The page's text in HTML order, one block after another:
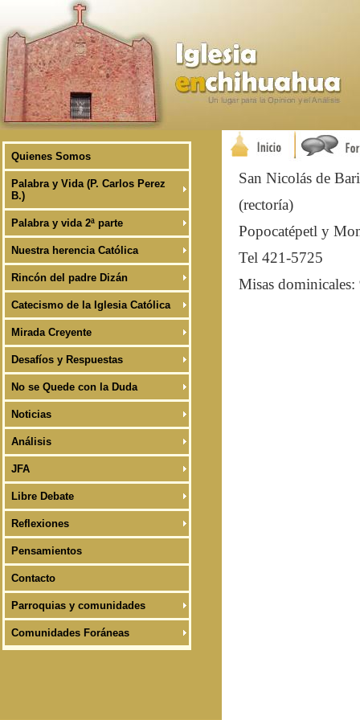
Quienes Somos
Palabra y Vida (P. Carlos Perez
B.)
Palabra y vida 2ª parte
Nuestra herencia Católica
Rincón del padre Dizán
Catecismo de la Iglesia Católica
Mirada Creyente
Desafíos y Respuestas
No se Quede con la Duda
Noticias
Análisis
JFA
Libre Debate
Reflexiones
Pensamientos
Contacto
Parroquias y comunidades
Comunidades Foráneas
San Nicolás de Bari
(rectoría)
Popocatépetl y
Tel 421-5725
Misas